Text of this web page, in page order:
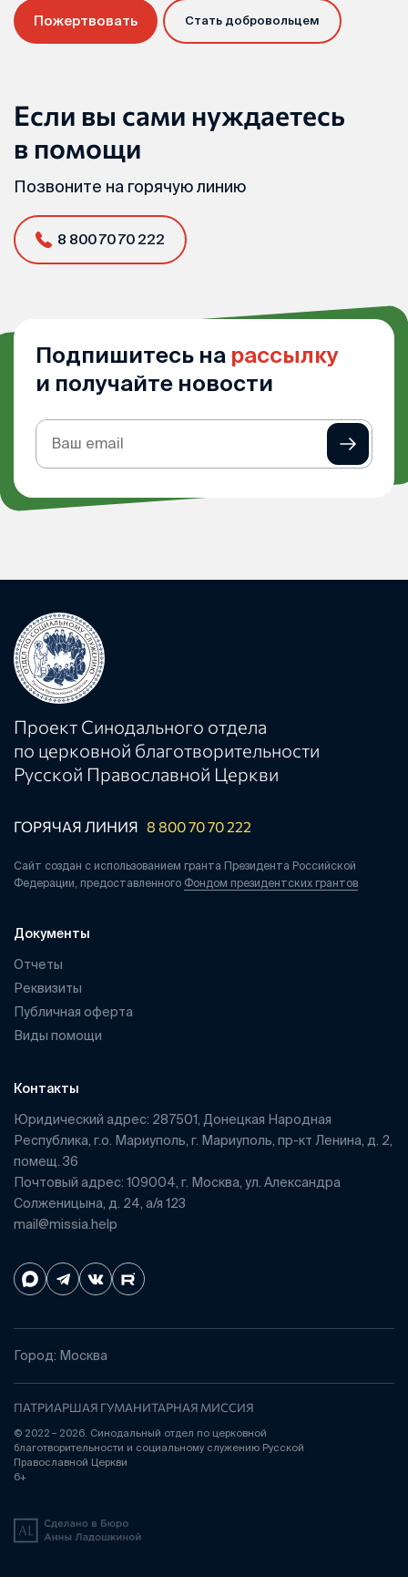
Пожертвовать Стать добровольцем
Если вы сами нуждаетесь
в помощи
Позвоните на горячую линию
8 800 70 70 222
Подпишитесь на рассылку
и получайте новости
Подписка
на
Проект Синодального отдела
по церковной благотворительности
Русской Православной Церкви
ГОРЯЧАЯ ЛИНИЯ 8 800 70 70 222
Сайт создан с использованием гранта Президента Российской
Федерации, предоставленного Фондом президентских грантов
Документы
Отчеты
Реквизиты
Публичная оферта
Виды помощи
Контакты
Юридический адрес: 287501, Донецкая Народная
Республика, г.о. Мариуполь, г. Мариуполь, пр-кт Ленина, д. 2,
помещ. 36
Почтовый адрес: 109004, г. Москва, ул. Александра
Солженицына, д. 24, а/я 123
mail@missia.help
Город: Москва
ПАТРИАРШАЯ ГУМАНИТАРНАЯ МИССИЯ
© 2022 – 2026. Синодальный отдел по церковной
благотворительности и социальному служению Русской
Православной Церкви
6+